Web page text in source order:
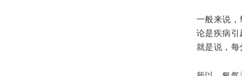
一般来说
论是疾病
就是说，